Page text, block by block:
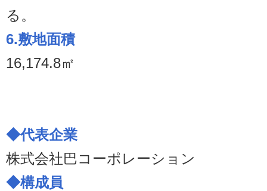
る。
6.敷地面積
16,174.8㎡
◆代表企業
株式会社巴コーポレーション
◆構成員